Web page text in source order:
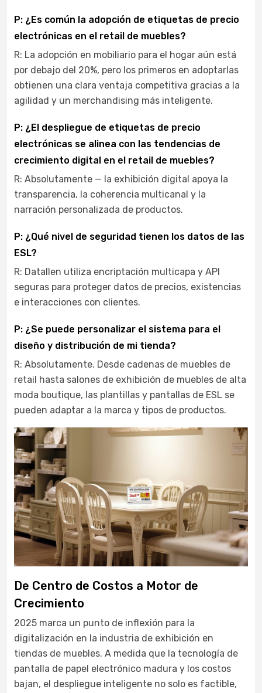
P: ¿Es común la adopción de etiquetas de precio
electrónicas en el retail de muebles?
R: La adopción en mobiliario para el hogar aún está
por debajo del 20%, pero los primeros en adoptarlas
obtienen una clara ventaja competitiva gracias a la
agilidad y un merchandising más inteligente.
P: ¿El despliegue de etiquetas de precio
electrónicas se alinea con las tendencias de
crecimiento digital en el retail de muebles?
R: Absolutamente — la exhibición digital apoya la
transparencia, la coherencia multicanal y la
narración personalizada de productos.
P: ¿Qué nivel de seguridad tienen los datos de las
ESL?
R: Datallen utiliza encriptación multicapa y API
seguras para proteger datos de precios, existencias
e interacciones con clientes.
P: ¿Se puede personalizar el sistema para el
diseño y distribución de mi tienda?
R: Absolutamente. Desde cadenas de muebles de
retail hasta salones de exhibición de muebles de alta
moda boutique, las plantillas y pantallas de ESL se
pueden adaptar a la marca y tipos de productos.
De Centro de Costos a Motor de
Crecimiento
2025 marca un punto de inflexión para la
digitalización en la industria de exhibición en
tiendas de muebles. A medida que la tecnología de
pantalla de papel electrónico madura y los costos
bajan, el despliegue inteligente no solo es factible,